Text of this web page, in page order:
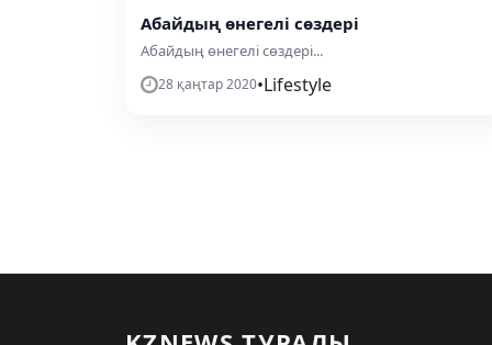
Абайдың өнегелі сөздері
Абайдың өнегелі сөздері...
28 қаңтар 2020•Lifestyle